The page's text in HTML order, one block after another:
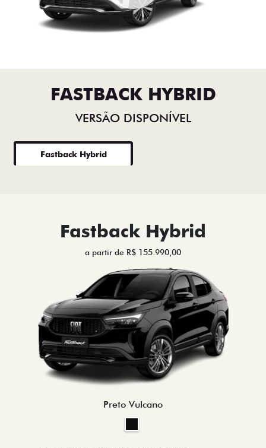
FASTBACK HYBRID
VERSÃO DISPONÍVEL
Fastback Hybrid
Fastback Hybrid
a partir de R$ 155.990,00
Preto Vulcano